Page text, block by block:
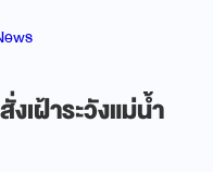
ฝ้าระวังแม่น้ำ